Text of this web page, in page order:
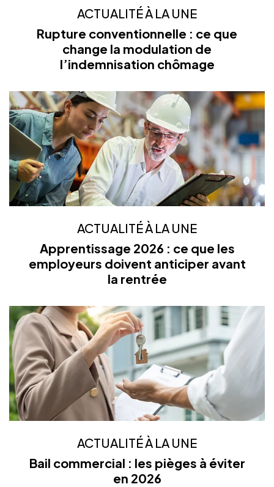
ACTUALITÉ À LA UNE
Rupture conventionnelle : ce que
change la modulation de
l’indemnisation chômage
ACTUALITÉ À LA UNE
Apprentissage 2026 : ce que les
employeurs doivent anticiper avant
la rentrée
ACTUALITÉ À LA UNE
Bail commercial : les pièges à éviter
en 2026